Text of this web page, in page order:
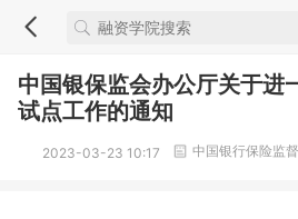
中国银保监会办公厅关于进
试点工作的通知
2023-03-23 10:17 中国银行保险监